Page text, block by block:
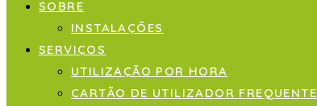
SOBRE
INSTALAÇÕES
SERVIÇOS
UTILIZAÇÃO POR HORA
CARTÃO DE UTILIZADOR FREQUENTE